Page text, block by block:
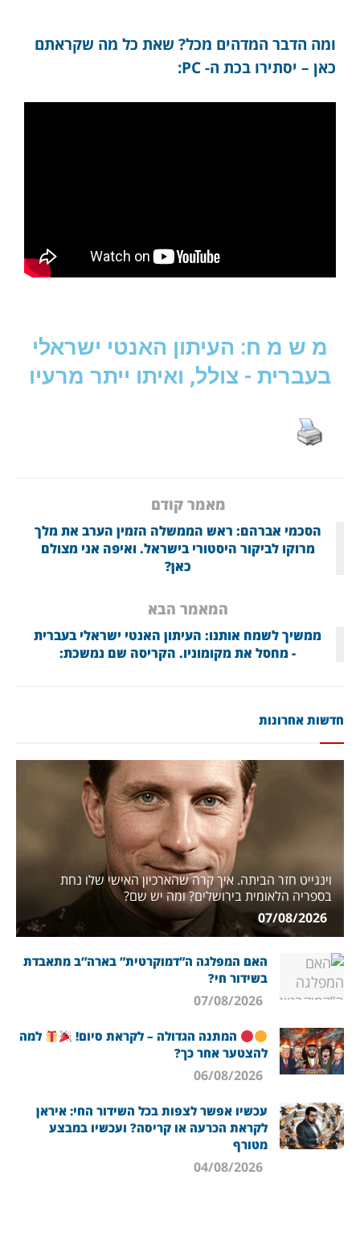
ומה הדבר המדהים מכל? שאת כל מה שקראתם
כאן – יסתירו בכת ה- PC:
מ ש מ ח: העיתון האנטי ישראלי
בעברית - צולל, ואיתו ייתר מרעיו
מאמר קודם
הסכמי אברהם: ראש הממשלה הזמין הערב את מלך
מרוקו לביקור היסטורי בישראל. ואיפה אני מצולם
כאן?
המאמר הבא
ממשיך לשמח אותנו: העיתון האנטי ישראלי בעברית
- מחסל את מקומוניו. הקריסה שם נמשכת:
חדשות אחרונות
וינגייט חזר הביתה. איך קרה שהארכיון האישי שלו נחת
בספריה הלאומית בירושלים? ומה יש שם?
האם המפלגה ה”דמוקרטית” בארה”ב מתאבדת
בשידור חי?
המתנה הגדולה – לקראת סיום!
למה
להצטער אחר כך?
עכשיו אפשר לצפות בכל השידור החי: איראן
לקראת הכרעה או קריסה? ועכשיו במבצע
מטורף